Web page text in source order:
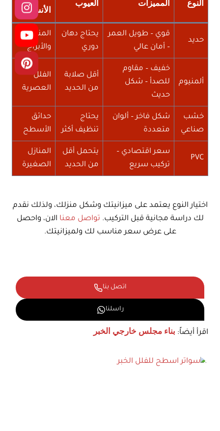
النوع المميزات العيوب
الأنسب
حديد
قوي – طويل العمر
– أمان عالي
يحتاج دهان
دوري
المنازل
والأبراج
ألمنيوم
خفيف – مقاوم
للصدأ – شكل
حديث
أقل صلابة
من الحديد
الفلل
العصرية
خشب
صناعي
شكل فاخر – ألوان
متعددة
يحتاج
تنظيف أكثر
حدائق
الأسطح
PVC
سعر اقتصادي –
تركيب سريع
يتحمل أقل
من الحديد
المنازل
الصغيرة
اختيار النوع يعتمد على ميزانيتك وشكل منزلك، ولذلك نقدم
لك دراسة مجانية قبل التركيب. تواصل معنا الان، واحصل
على عرض سعر مناسب لك ولميزانيتك.
اتصل بنا
راسلنا
اقرأ أيضاً: بناء مجلس خارجي الخبر